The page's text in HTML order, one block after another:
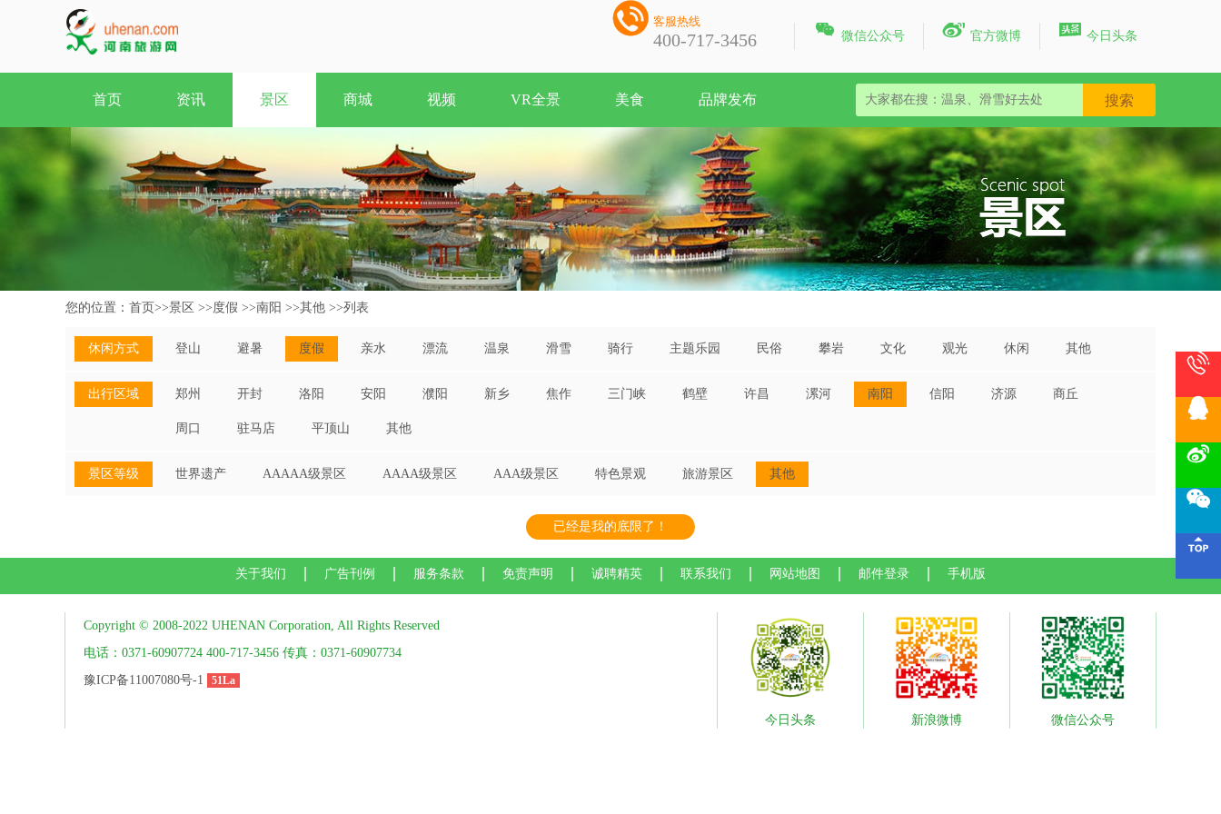
 微信公众号  官方微博  今日头条
 客服热线
400-717-3456
首页 资讯 景区 商城 视频 VR全景 美食 品牌发布
您的位置： 首页>>景区 >>度假 >>南阳 >>其他 >>列表
休闲方式 登山 避暑 度假 亲水 漂流 温泉 滑雪 骑行 主题乐园 民俗 攀岩 文化 观光 休闲 其他
出行区域 郑州 开封 洛阳 安阳 濮阳 新乡 焦作 三门峡 鹤壁 许昌 漯河 南阳 信阳 济源 商丘
周口 驻马店 平顶山 其他
景区等级 世界遗产 AAAAA级景区 AAAA级景区 AAA级景区 特色景观 旅游景区 其他
已经是我的底限了！
关于我们 广告刊例 服务条款 免责声明 诚聘精英 联系我们 网站地图 邮件登录 手机版
Copyright © 2008-2022 UHENAN Corporation, All Rights Reserved
电话：0371-60907724 400-717-3456 传真：0371-60907734
豫ICP备11007080号-1
51La
微信公众号
新浪微博
今日头条




